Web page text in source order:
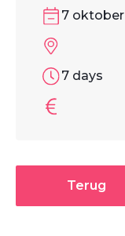
7 oktober
7 days
Terug